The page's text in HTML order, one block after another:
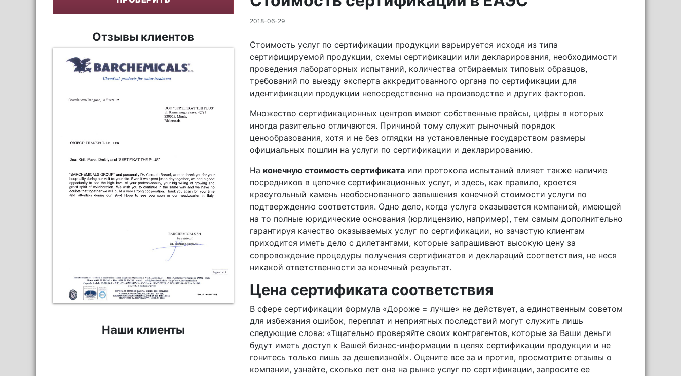
2018-06-29
Стоимость услуг по сертификации продукции варьируется исходя из типа
сертифицируемой продукции, схемы сертификации или декларирования, необходимости
проведения лабораторных испытаний, количества отбираемых типовых образцов,
требований по выезду эксперта аккредитованного органа по сертификации для
идентификации продукции непосредственно на производстве и других факторов.
Множество сертификационных центров имеют собственные прайсы, цифры в которых
иногда разительно отличаются. Причиной тому служит рыночный порядок
ценообразования, хотя и не без оглядки на установленные государством размеры
официальных пошлин на услуги по сертификации и декларированию.
На конечную стоимость сертификата или протокола испытаний влияет также наличие
посредников в цепочке сертификационных услуг, и здесь, как правило, кроется
краеугольный камень необоснованного завышения конечной стоимости услуги по
подтверждению соответствия. Одно дело, когда услуга оказывается компанией, имеющей
на то полные юридические основания (юрлицензию, например), тем самым дополнительно
гарантируя качество оказываемых услуг по сертификации, но зачастую клиентам
приходится иметь дело с дилетантами, которые запрашивают высокую цену за
сопровождение процедуры получения сертификатов и деклараций соответствия, не неся
никакой ответственности за конечный результат.
Цена сертификата соответствия
В сфере сертификации формула «Дороже = лучше» не действует, а единственным советом
для избежания ошибок, переплат и неприятных последствий могут служить лишь
следующие слова: «Тщательно проверяйте своих контрагентов, которые за Ваши деньги
будут иметь доступ к Вашей бизнес-информации в целях сертификации продукции и не
гонитесь только лишь за дешевизной!». Оцените все за и против, просмотрите отзывы о
компании, узнайте, сколько лет она на рынке услуг по сертификации, запросите ее
Отзывы клиентов
Наши клиенты